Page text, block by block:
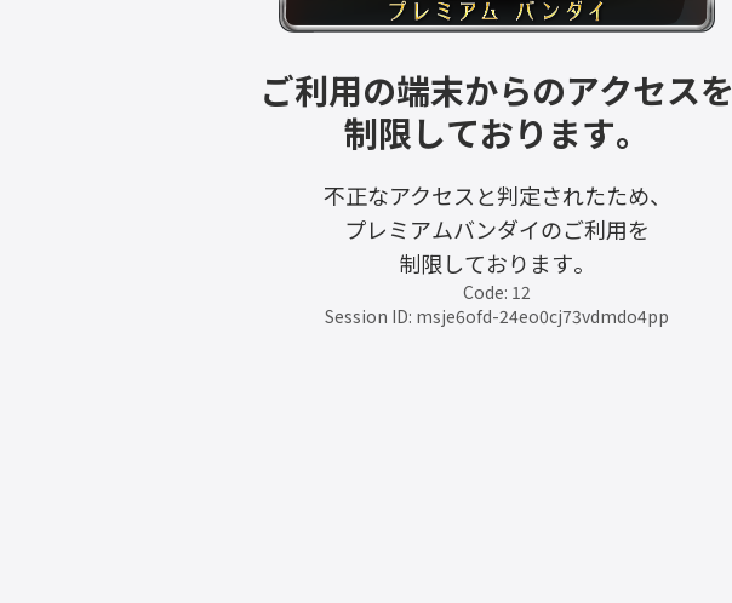
ご利用の端末からのアクセスを
制限しております。
不正なアクセスと判定されたため、
プレミアムバンダイのご利用を
制限しております。
Code: 12
Session ID: msje6ofd-24eo0cj73vdmdo4pp